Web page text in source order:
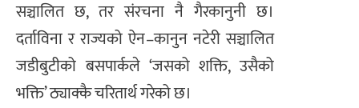
सञ्चालित छ, तर संरचना नै गैरकानुनी छ।
दर्ताविना र राज्यको ऐन–कानुन नटेरी सञ्चालित
जडीबुटीको बसपार्कले ‘जसको शक्ति, उसैको
भक्ति’ ठ्याक्कै चरितार्थ गरेको छ।